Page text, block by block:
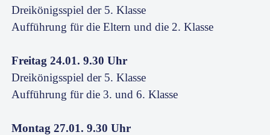
Dreikönigsspiel der 5. Klasse
Aufführung für die Eltern und die 2. Klasse
Freitag 24.01. 9.30 Uhr
Dreikönigsspiel der 5. Klasse
Aufführung für die 3. und 6. Klasse
Montag 27.01. 9.30 Uhr